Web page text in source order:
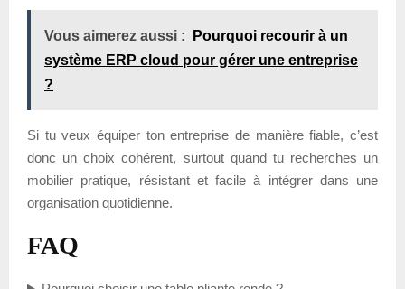
Vous aimerez aussi :
Pourquoi recourir à un
système ERP cloud pour gérer une entreprise
?
Si tu veux équiper ton entreprise de manière fiable, c’est
donc un choix cohérent, surtout quand tu recherches un
mobilier pratique, résistant et facile à intégrer dans une
organisation quotidienne.
FAQ